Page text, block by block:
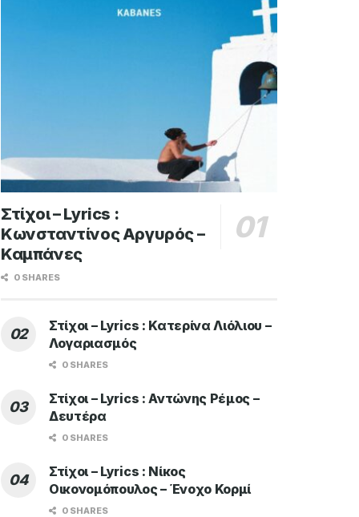
Στίχοι – Lyrics :
Κωνσταντίνος Αργυρός –
Καμπάνες
0 SHARES
Στίχοι – Lyrics : Κατερίνα Λιόλιου –
Λογαριασμός
0 SHARES
Στίχοι – Lyrics : Αντώνης Ρέμος –
Δευτέρα
0 SHARES
Στίχοι – Lyrics : Νίκος
Οικονομόπουλος – Ένοχο Κορμί
0 SHARES